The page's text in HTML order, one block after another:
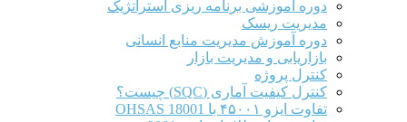
دوره آموزشی برنامه ریزی استراتژیک
مدیریت ریسک
دوره آموزش مدیریت منابع انسانی
بازاریابی و مدیریت بازار
کنترل پروژه
کنترل کیفیت آماری (SQC) چیست؟
تفاوت ایزو ۴۵۰۰۱ با OHSAS 18001